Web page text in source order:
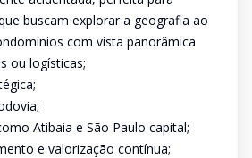
buscam explorar a geografia ao
com vista panorâmica
ou logísticas;
Atibaia e São Paulo capital;
e valorização contínua;